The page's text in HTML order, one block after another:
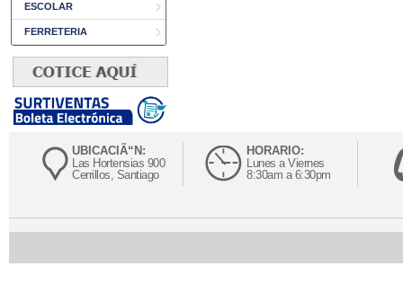
ESCOLAR
FERRETERIA
UBICACIÃ“N:
Las Hortensias 900
Cerrillos, Santiago
HORARIO:
Lunes a Viernes
8:30am a 6:30pm